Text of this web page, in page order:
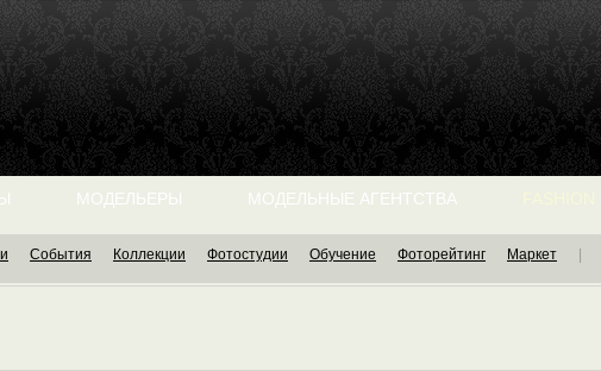
МОДЕЛЬЕРЫ МОДЕЛЬНЫЕ АГЕНТСТВА
События Коллекции Фотостудии Обучение Фоторейтинг Маркет